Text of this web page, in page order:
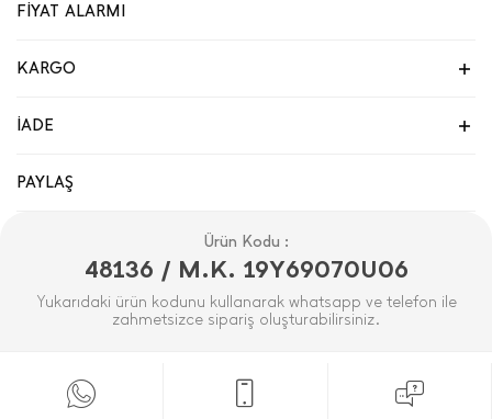
FİYAT ALARMI
KARGO
İADE
PAYLAŞ
Ürün Kodu :
48136 / M.K. 19Y69070U06
Yukarıdaki ürün kodunu kullanarak whatsapp ve telefon ile
zahmetsizce sipariş oluşturabilirsiniz.